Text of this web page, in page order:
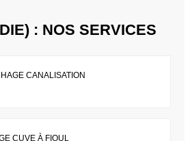
: NOS SERVICES
CANALISATION
CUVE À FIOUL